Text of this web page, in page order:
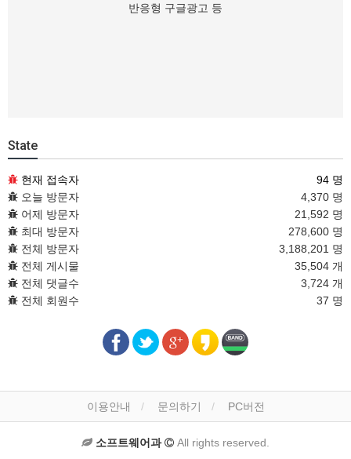
반응형 구글광고 등
State
현재 접속자
94 명
오늘 방문자
4,370 명
어제 방문자
21,592 명
최대 방문자
278,600 명
전체 방문자
3,188,201 명
전체 게시물
35,504 개
전체 댓글수
3,724 개
전체 회원수
37 명
이용안내 문의하기 PC버전
소프트웨어과 All rights reserved.